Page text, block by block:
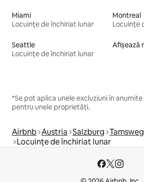
Miami
Locuințe de închiriat lunar
Montreal
Locuințe
Seattle
Locuințe de închiriat lunar
Afișează
*Se pot aplica unele excluziuni în
pentru unele proprietăți.
Airbnb Austria Salzburg Tamsweg
Locuințe de închiriat lunar